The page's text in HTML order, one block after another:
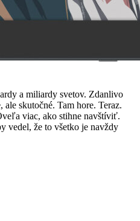
a miliardy svetov. Zdanlivo
skutočné. Tam hore. Teraz.
viac, ako stihne navštíviť.
vedel, že to všetko je navždy